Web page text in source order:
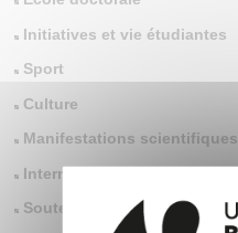
Initiatives et vie étudiantes
Sport
Culture
Manifestations scientifiques
International
Soutenances de thèses